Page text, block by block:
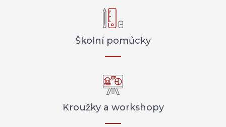
Školní pomůcky
Kroužky a workshopy